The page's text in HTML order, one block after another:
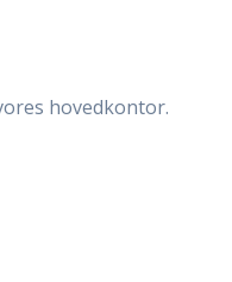
hovedkontor.